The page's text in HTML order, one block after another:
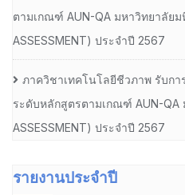
ตามเกณฑ์ AUN-QA มหาวิทยาลัยม
ASSESSMENT) ประจำปี 2567
ภาควิชาเทคโนโลยีชีวภาพ รับก
ระดับหลักสูตรตามเกณฑ์ AUN-QA
ASSESSMENT) ประจำปี 2567
รายงานประจำปี